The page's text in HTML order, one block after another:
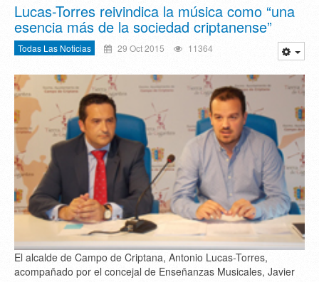
Lucas-Torres reivindica la música como “una
esencia más de la sociedad criptanense”
Todas Las Noticias 29 Oct 2015 11364
El alcalde de Campo de Criptana, Antonio Lucas-Torres,
acompañado por el concejal de Enseñanzas Musicales, Javier